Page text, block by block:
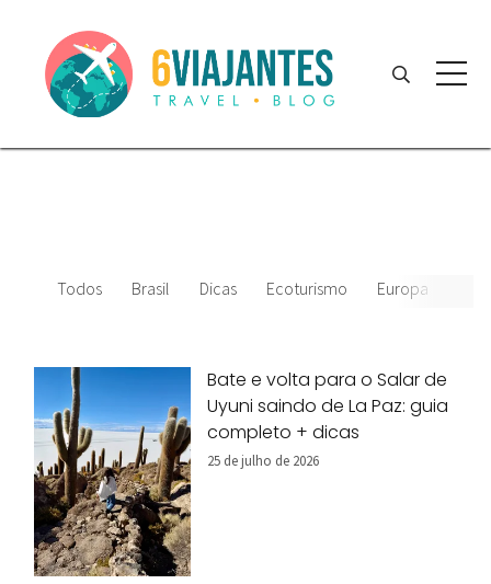
Todos Brasil Dicas Ecoturismo Europa
Bate e volta para o Salar de
Uyuni saindo de La Paz: guia
completo + dicas
25 de julho de 2026